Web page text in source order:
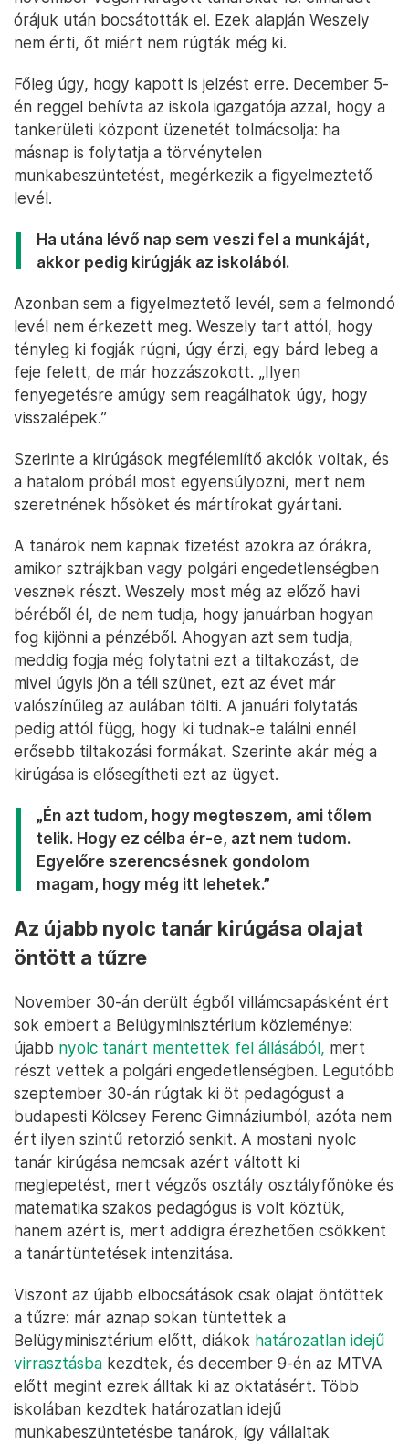
órájuk után bocsátották el. Ezek alapján Weszely
nem érti, őt miért nem rúgták még ki.
Főleg úgy, hogy kapott is jelzést erre. December 5-
én reggel behívta az iskola igazgatója azzal, hogy a
tankerületi központ üzenetét tolmácsolja: ha
másnap is folytatja a törvénytelen
munkabeszüntetést, megérkezik a figyelmeztető
levél.
Ha utána lévő nap sem veszi fel a munkáját,
akkor pedig kirúgják az iskolából.
Azonban sem a figyelmeztető levél, sem a felmondó
levél nem érkezett meg. Weszely tart attól, hogy
tényleg ki fogják rúgni, úgy érzi, egy bárd lebeg a
feje felett, de már hozzászokott. „Ilyen
fenyegetésre amúgy sem reagálhatok úgy, hogy
visszalépek.”
Szerinte a kirúgások megfélemlítő akciók voltak, és
a hatalom próbál most egyensúlyozni, mert nem
szeretnének hősöket és mártírokat gyártani.
A tanárok nem kapnak fizetést azokra az órákra,
amikor sztrájkban vagy polgári engedetlenségben
vesznek részt. Weszely most még az előző havi
béréből él, de nem tudja, hogy januárban hogyan
fog kijönni a pénzéből. Ahogyan azt sem tudja,
meddig fogja még folytatni ezt a tiltakozást, de
mivel úgyis jön a téli szünet, ezt az évet már
valószínűleg az aulában tölti. A januári folytatás
pedig attól függ, hogy ki tudnak-e találni ennél
erősebb tiltakozási formákat. Szerinte akár még a
kirúgása is elősegítheti ezt az ügyet.
„Én azt tudom, hogy megteszem, ami tőlem
telik. Hogy ez célba ér-e, azt nem tudom.
Egyelőre szerencsésnek gondolom
magam, hogy még itt lehetek.”
Az újabb nyolc tanár kirúgása olajat
öntött a tűzre
November 30-án derült égből villámcsapásként ért
sok embert a Belügyminisztérium közleménye:
újabb nyolc tanárt mentettek fel állásából, mert
részt vettek a polgári engedetlenségben. Legutóbb
szeptember 30-án rúgtak ki öt pedagógust a
budapesti Kölcsey Ferenc Gimnáziumból, azóta nem
ért ilyen szintű retorzió senkit. A mostani nyolc
tanár kirúgása nemcsak azért váltott ki
meglepetést, mert végzős osztály osztályfőnöke és
matematika szakos pedagógus is volt köztük,
hanem azért is, mert addigra érezhetően csökkent
a tanártüntetések intenzitása.
Viszont az újabb elbocsátások csak olajat öntöttek
a tűzre: már aznap sokan tüntettek a
Belügyminisztérium előtt, diákok határozatlan idejű
virrasztásba kezdtek, és december 9-én az MTVA
előtt megint ezrek álltak ki az oktatásért. Több
iskolában kezdtek határozatlan idejű
munkabeszüntetésbe tanárok, így vállaltak